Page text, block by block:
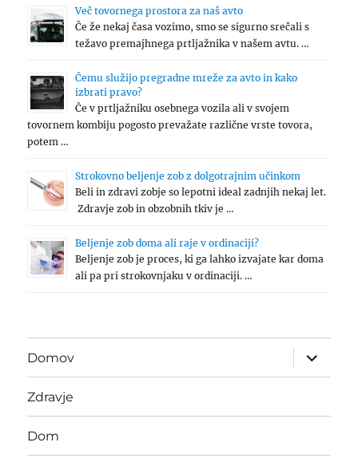
Več tovornega prostora za naš avto
Če že nekaj časa vozimo, smo se sigurno srečali s
težavo premajhnega prtljažnika v našem avtu. …
Čemu služijo pregradne mreže za avto in kako
izbrati pravo?
Če v prtljažniku osebnega vozila ali v svojem
tovornem kombiju pogosto prevažate različne vrste tovora,
potem …
Strokovno beljenje zob z dolgotrajnim učinkom
Beli in zdravi zobje so lepotni ideal zadnjih nekaj let.
Zdravje zob in obzobnih tkiv je …
Beljenje zob doma ali raje v ordinaciji?
Beljenje zob je proces, ki ga lahko izvajate kar doma
ali pa pri strokovnjaku v ordinaciji. …
Domov
expand
child
menu
Zdravje
Dom